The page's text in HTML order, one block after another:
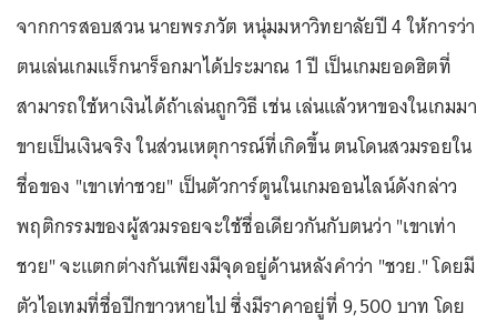
จากการสอบสวน นายพรภวัต หนุ่มมหาวิทยาลัยปี 4 ให้การว่า
ตนเล่นเกมแร็กนาร็อกมาได้ประมาณ 1 ปี เป็นเกมยอดฮิตที่
สามารถใช้หาเงินได้ถ้าเล่นถูกวิธี เช่น เล่นแล้วหาของในเกมมา
ขายเป็นเงินจริง ในส่วนเหตุการณ์ที่เกิดขึ้น ตนโดนสวมรอยใน
ชื่อของ "เขาเท่าชวย" เป็นตัวการ์ตูนในเกมออนไลน์ดังกล่าว
พฤติกรรมของผู้สวมรอยจะใช้ชื่อเดียวกันกับตนว่า "เขาเท่า
ชวย" จะแตกต่างกันเพียงมีจุดอยู่ด้านหลังคำว่า "ชวย." โดยมี
ตัวไอเทมที่ชื่อปีกขาวหายไป ซึ่งมีราคาอยู่ที่ 9,500 บาท โดย